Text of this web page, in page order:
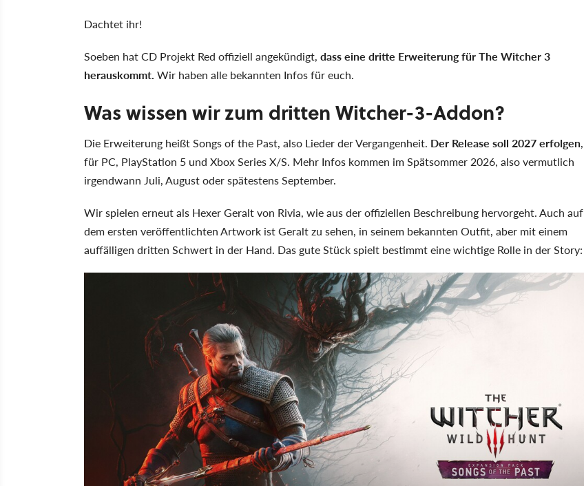
Dachtet ihr!
Soeben hat CD Projekt Red offiziell angekündigt, dass eine dritte Erweiterung für The Witcher 3
herauskommt. Wir haben alle bekannten Infos für euch.
Was wissen wir zum dritten Witcher-3-Addon?
Die Erweiterung heißt Songs of the Past, also Lieder der Vergangenheit. Der Release soll 2027 erfolgen,
für PC, PlayStation 5 und Xbox Series X/S. Mehr Infos kommen im Spätsommer 2026, also vermutlich
irgendwann Juli, August oder spätestens September.
Wir spielen erneut als Hexer Geralt von Rivia, wie aus der offiziellen Beschreibung hervorgeht. Auch auf
dem ersten veröffentlichten Artwork ist Geralt zu sehen, in seinem bekannten Outfit, aber mit einem
auffälligen dritten Schwert in der Hand. Das gute Stück spielt bestimmt eine wichtige Rolle in der Story: